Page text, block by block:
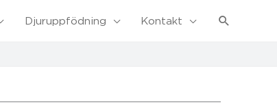
Djuruppfödning Kontakt Sök